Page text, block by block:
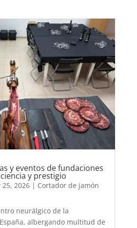
y eventos de fundaciones
y prestigio
25, 2026| Cortador de jamón
neurálgico de la
albergando multitud de